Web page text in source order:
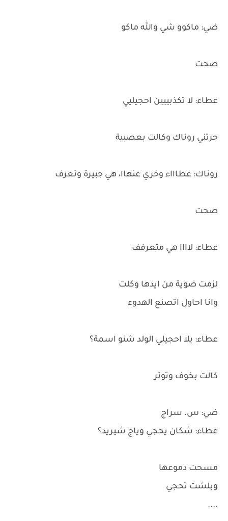
ضي: ماكوو شي والله ماكو
صحت
عطاء: لا تكذبييين احجيليي
جرتني روناك وكالت بعصبية
روناك: عطاااء وخري عنهاا، هي جبيرة وتعرف
صحت
عطاء: لاااا هي متعرفف
لزمت ضوية من ايدها وكلت
وانا احاول اتصنع الهدوء
عطاء: يلا احجيلي الولد شنو اسمة؟
كالت بخوف وتوتر
ضي: س. سراج
عطاء: شكان يحجي وياج شيريد؟
مسحت دموعها
وبلشت تحجي
....